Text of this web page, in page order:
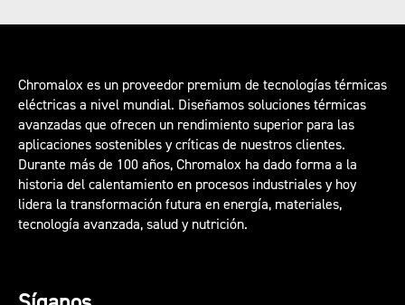
Chromalox es un proveedor premium de tecnologías térmicas
eléctricas a nivel mundial. Diseñamos soluciones térmicas
avanzadas que ofrecen un rendimiento superior para las
aplicaciones sostenibles y críticas de nuestros clientes.
Durante más de 100 años, Chromalox ha dado forma a la
historia del calentamiento en procesos industriales y hoy
lidera la transformación futura en energía, materiales,
tecnología avanzada, salud y nutrición.